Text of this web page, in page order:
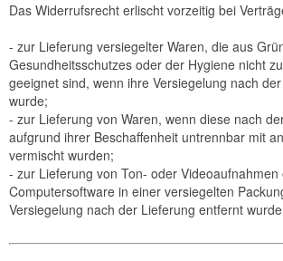
Das Widerrufsrecht erlischt vorzeitig bei
- zur Lieferung versiegelter Waren, die aus
Gesundheitsschutzes oder der Hygiene nicht
geeignet sind, wenn ihre Versiegelung nach
wurde;
- zur Lieferung von Waren, wenn diese nach
aufgrund ihrer Beschaffenheit untrennbar mit
vermischt wurden;
- zur Lieferung von Ton- oder Videoaufnahmen
Computersoftware in einer versiegelten
Versiegelung nach der Lieferung entfernt